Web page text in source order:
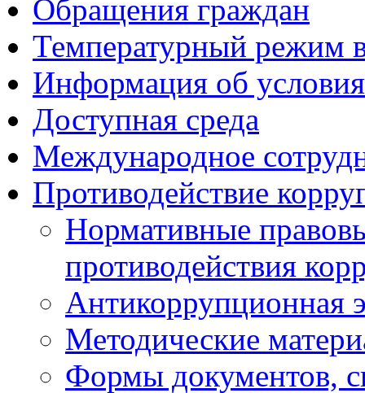
Обращения граждан
Температурный режим
Информация об
Доступная среда
Международное
Противодействие
Нормативные
противодействия
Антикоррупционная
Методические
Формы документов,